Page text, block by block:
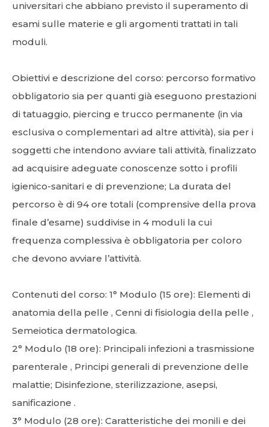
universitari che abbiano previsto il superamento di
esami sulle materie e gli argomenti trattati in tali
moduli.
Obiettivi e descrizione del corso: percorso formativo
obbligatorio sia per quanti già eseguono prestazioni
di tatuaggio, piercing e trucco permanente (in via
esclusiva o complementari ad altre attività), sia per i
soggetti che intendono avviare tali attività, finalizzato
ad acquisire adeguate conoscenze sotto i profili
igienico-sanitari e di prevenzione; La durata del
percorso è di 94 ore totali (comprensive della prova
finale d’esame) suddivise in 4 moduli la cui
frequenza complessiva è obbligatoria per coloro
che devono avviare l’attività.
Contenuti del corso: 1° Modulo (15 ore): Elementi di
anatomia della pelle , Cenni di fisiologia della pelle ,
Semeiotica dermatologica.
2° Modulo (18 ore): Principali infezioni a trasmissione
parenterale , Principi generali di prevenzione delle
malattie; Disinfezione, sterilizzazione, asepsi,
sanificazione .
3° Modulo (28 ore): Caratteristiche dei monili e dei